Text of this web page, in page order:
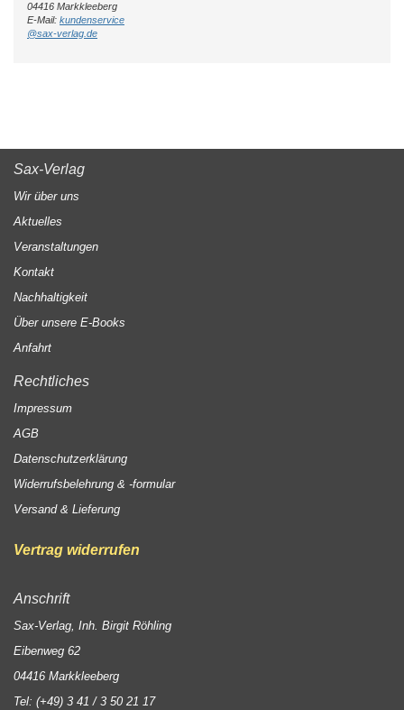
04416 Markkleeberg
E-Mail: kundenservice
@sax-verlag.de
Sax-Verlag
Wir über uns
Aktuelles
Veranstaltungen
Kontakt
Nachhaltigkeit
Über unsere E-Books
Anfahrt
Rechtliches
Impressum
AGB
Datenschutzerklärung
Widerrufsbelehrung & -formular
Versand & Lieferung
Vertrag widerrufen
Anschrift
Sax-Verlag, Inh. Birgit Röhling
Eibenweg 62
04416 Markkleeberg
Tel: (+49) 3 41 / 3 50 21 17